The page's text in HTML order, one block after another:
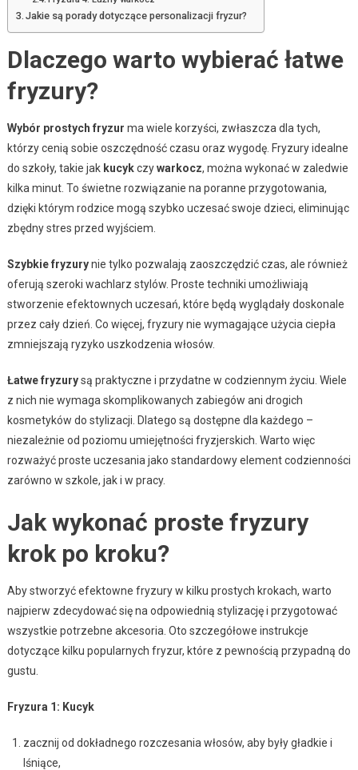
Jakie są porady dotyczące personalizacji fryzur?
Dlaczego warto wybierać łatwe
fryzury?
Wybór prostych fryzur ma wiele korzyści, zwłaszcza dla tych,
którzy cenią sobie oszczędność czasu oraz wygodę. Fryzury idealne
do szkoły, takie jak kucykczywarkocz, można wykonać w zaledwie
kilka minut. To świetne rozwiązanie na poranne przygotowania,
dzięki którym rodzice mogą szybko uczesać swoje dzieci, eliminując
zbędny stres przed wyjściem.
Szybkie fryzurynie tylko pozwalają zaoszczędzić czas, ale również
oferują szeroki wachlarz stylów. Proste techniki umożliwiają
stworzenie efektownych uczesań, które będą wyglądały doskonale
przez cały dzień. Co więcej, fryzury nie wymagające użycia ciepła
zmniejszają ryzyko uszkodzenia włosów.
Łatwe fryzurysą praktyczne i przydatne w codziennym życiu. Wiele
z nich nie wymaga skomplikowanych zabiegów ani drogich
kosmetyków do stylizacji. Dlatego są dostępne dla każdego –
niezależnie od poziomu umiejętności fryzjerskich. Warto więc
rozważyć proste uczesania jako standardowy element codzienności
zarówno w szkole, jak i w pracy.
Jak wykonać proste fryzury
krok po kroku?
Aby stworzyć efektowne fryzury w kilku prostych krokach, warto
najpierw zdecydować się na odpowiednią stylizację i przygotować
wszystkie potrzebne akcesoria. Oto szczegółowe instrukcje
dotyczące kilku popularnych fryzur, które z pewnością przypadną do
gustu.
Fryzura 1: Kucyk
zacznij od dokładnego rozczesania włosów, aby były gładkie i
lśniące,